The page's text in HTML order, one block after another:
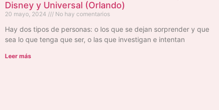
Disney y Universal (Orlando)
20 mayo, 2024 No hay comentarios
Hay dos tipos de personas: o los que se dejan sorprender y que
sea lo que tenga que ser, o las que investigan e intentan
Leer más